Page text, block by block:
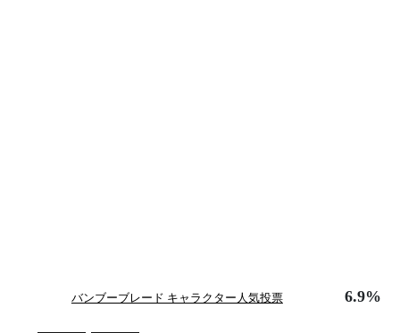
バンブーブレード キャラクター人気投票 6.9%